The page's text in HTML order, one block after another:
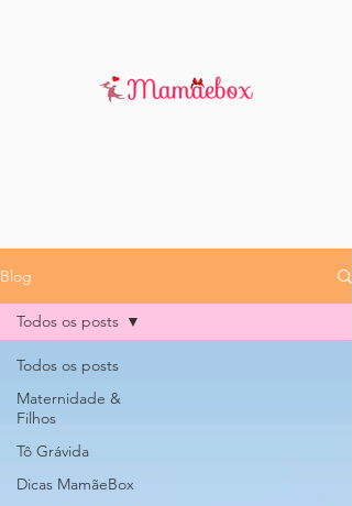
Blog
Todos os posts
Maternidade &
Filhos
Tô Grávida
Dicas MamãeBox
Todos os posts